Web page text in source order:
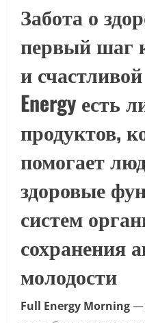
Забота о
первый шаг
и
Energy есть
продуктов,
помогает
здоровые
систем
сохранения
молодости
Full Energy Morning—